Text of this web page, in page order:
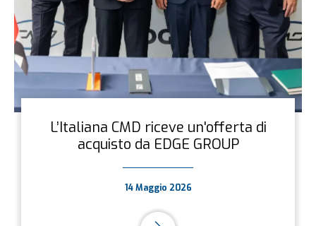
L’Italiana CMD riceve un'offerta di
acquisto da EDGE GROUP
14 Maggio 2026